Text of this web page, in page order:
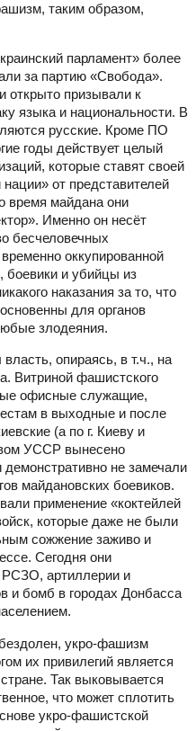
таким образом,
парламент» более
за партию «Свобода».
открыто призывали к
языка и национальности. В
русские. Кроме ПО
годы действует целый
которые ставят своей
от представителей
время майдана они
Именно он несёт
бесчеловечных
оккупированной
боевики и убийцы из
наказания за то, что
для органов
злодеяния.
опираясь, в т.ч., на
Витриной фашистского
офисные служащие,
в выходные и после
(а по г. Киеву и
УССР вынесено
не замечали
майдановских боевиков.
применение «коктейлей
которые даже не были
сожжение заживо и
Сегодня они
артиллерии и
и бомб в городах Донбасса
укро-фашизм
их привилегий является
Так выковывается
что может сплотить
укро-фашистской